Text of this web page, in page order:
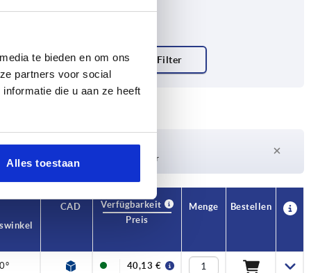
te bieden en om ons
partners voor social
die u aan ze heeft
Alles toestaan
Lieferzeit auf Anfrage
Derzeit nicht auf Lager
CAD
Verfügbarkeit
Preis
Menge Bestellen
9000 1000 40,13 €